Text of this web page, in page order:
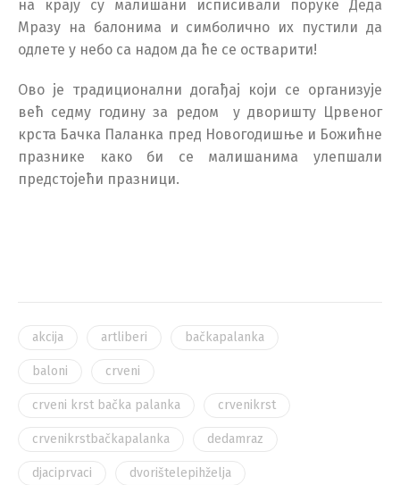
на крају су малишани исписивали поруке Деда
Мразу на балонима и симболично их пустили да
одлете у небо са надом да ће се остварити!
Ово је традиционални догађај који се организује
већ седму годину за редом у дворишту Црвеног
крста Бачка Паланка пред Новогодишње и Божићне
празнике како би се малишанима улепшали
предстојећи празници.
akcija artliberi bačkapalanka
baloni crveni
crveni krst bačka palanka crvenikrst
crvenikrstbačkapalanka dedamraz
djaciprvaci dvorištelepihželja